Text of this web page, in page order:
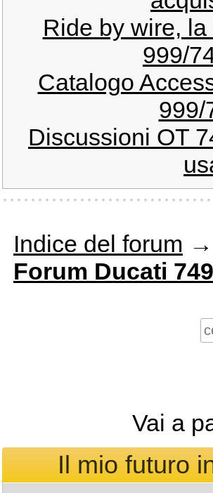
Ride by wire,
999/
Catalogo
999/
Discussioni OT
Indice del forum →
Forum Ducati
Vai a
Il mio futuro